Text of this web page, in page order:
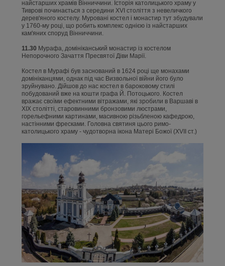
найстарших храмів Вінниччини. Історія католицького храму у
Тиврові починається з середини XVI століття з невеличкого
дерев'яного костелу. Муровані костел і монастир тут збудували
у 1760-му році, що робить комплекс однією із найстарших
кам'яних споруд Вінниччини.
11.30 Мурафа, домініканський монастир із костелом
Непорочного Зачаття Пресвятої Діви Марії.
Костел в Мурафі був заснований в 1624 році ще монахами
домініканцями, однак під час Визвольної війни його було
зруйнувано. Дійшов до нас костел в бароковому стилі
побудований вже на кошти графа Й. Потоцького. Костел
вражає своїми ефектними вітражами, які зробили в Варшаві в
XIX столітті, старовинними бронзовими люстрами,
горельефними картинами, масивною різьбленою кафедрою,
настінними фресками. Головна святиня цього римо-
католицького храму - чудотворна ікона Матері Божої (XVII ст.)